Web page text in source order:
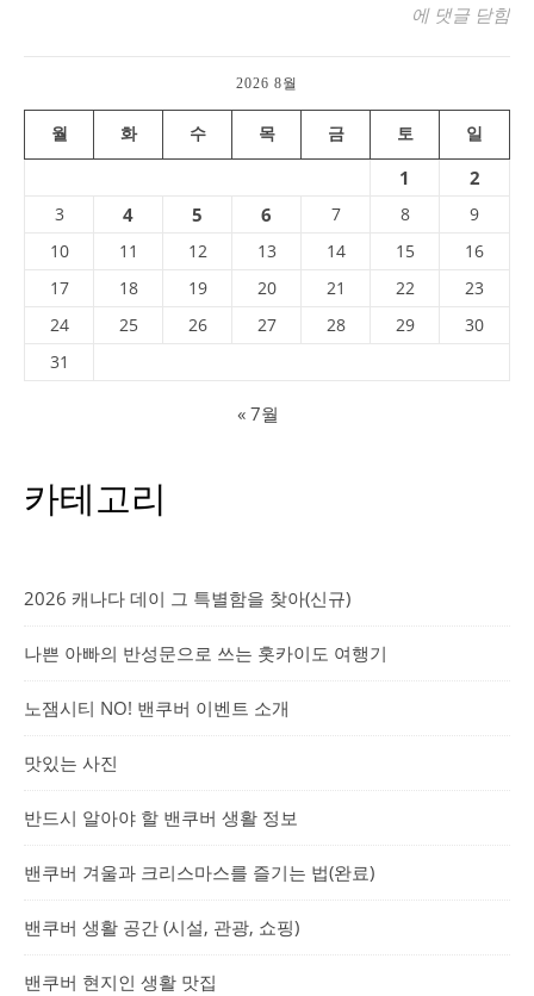
오르페움
에 댓글 닫힘
2026 8월
월 화 수 목 금 토 일
1 2
3 4 5 6 7 8
9
10
11 12 13 14 15
16
17
18 19 20 21 22
23
24
25 26 27 28 29
30
31
« 7월
카테고리
2026 캐나다 데이 그 특별함을 찾아(신규)
나쁜 아빠의 반성문으로 쓰는 홋카이도 여행기
노잼시티 NO! 밴쿠버 이벤트 소개
맛있는 사진
반드시 알아야 할 밴쿠버 생활 정보
밴쿠버 겨울과 크리스마스를 즐기는 법(완료)
밴쿠버 생활 공간 (시설, 관광, 쇼핑)
밴쿠버 현지인 생활 맛집